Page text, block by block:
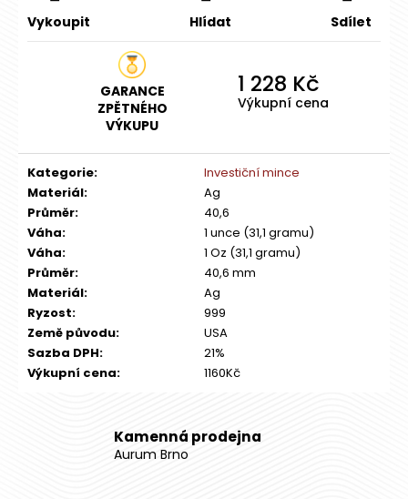
Vykoupit Hlídat Sdílet
GARANCE
ZPĚTNÉHO
VÝKUPU
1 228 Kč
Výkupní cena
Kategorie:
Investiční mince
Materiál:
Ag
Průměr:
40,6
Váha:
1 unce (31,1 gramu)
Váha:
1 Oz (31,1 gramu)
Průměr:
40,6 mm
Materiál:
Ag
Ryzost:
999
Země původu:
USA
Sazba DPH:
21%
Výkupní cena: 1160Kč
Kamenná prodejna
Aurum Brno